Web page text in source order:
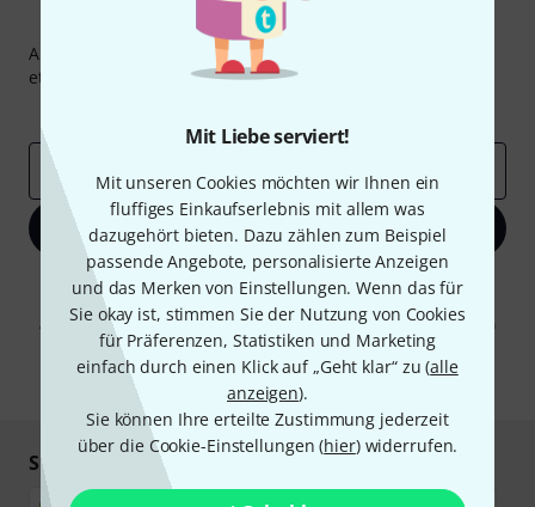
Mit Liebe serviert!
Mit unseren Cookies möchten wir Ihnen ein
fluffiges Einkaufserlebnis mit allem was
dazugehört bieten. Dazu zählen zum Beispiel
passende Angebote, personalisierte Anzeigen
und das Merken von Einstellungen. Wenn das für
Sie okay ist, stimmen Sie der Nutzung von Cookies
für Präferenzen, Statistiken und Marketing
einfach durch einen Klick auf „Geht klar“ zu (alle
anzeigen).
Sie können Ihre erteilte Zustimmung jederzeit
über die Cookie-Einstellungen (hier) widerrufen.
Thomann Newsletter
Abonniere den Thomann Newsletter und gewinne mit
etwas Glück einen von50 Gutscheinen
E-Mail-Adresse
Jetzt anmelden
Mit Klick auf „Jetzt anmelden“ stimmen Sie dem Erhalt von E-Mail-
Werbung und einer Messung des E-Mail-Nutzungsverhaltens zu. Die
Abmeldung ist jederzeit möglich. Weitere Informationen finden Sie in
unserenDatenschutzhinweisen.
Sicher einkaufen & bezahlen